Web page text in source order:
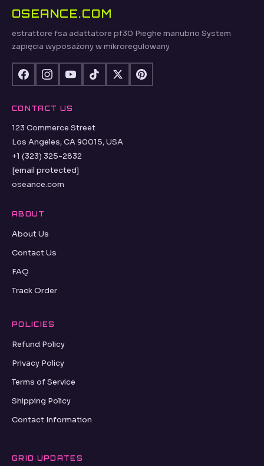
OSEANCE.COM
estrattore fsa adattatore pf30 Pieghe manubrio System
zapięcia wyposażony w mikroregulowany
CONTACT US
123 Commerce Street
Los Angeles, CA 90015, USA
+1 (323) 325-2832
[email protected]
oseance.com
ABOUT
About Us
Contact Us
FAQ
Track Order
POLICIES
Refund Policy
Privacy Policy
Terms of Service
Shipping Policy
Contact Information
GRID UPDATES